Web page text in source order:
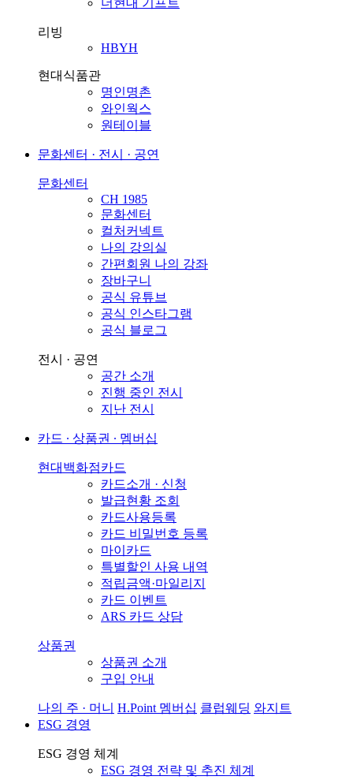
더현대 기프트
리빙
HBYH
현대식품관
명인명촌
와인웍스
원테이블
문화센터 · 전시 · 공연
문화센터
CH 1985
문화센터
컬처커넥트
나의 강의실
간편회원 나의 강좌
장바구니
공식 유튜브
공식 인스타그램
공식 블로그
전시 · 공연
공간 소개
진행 중인 전시
지난 전시
카드 ∙ 상품권 ∙ 멤버십
현대백화점카드
카드소개 · 신청
발급현황 조회
카드사용등록
카드 비밀번호 등록
마이카드
특별할인 사용 내역
적립금액·마일리지
카드 이벤트
ARS 카드 상담
상품권
상품권 소개
구입 안내
나의 주 · 머니 H.Point 멤버십 클럽웨딩 와지트
ESG 경영
ESG 경영 체계
ESG 경영 전략 및 추진 체계